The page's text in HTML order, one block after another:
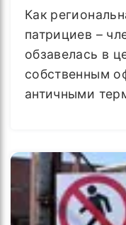
Как
патрициев –
обзавелась в
собственным
античными